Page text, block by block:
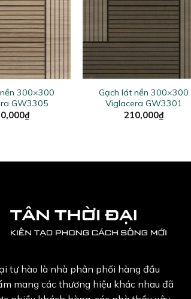
300×300
GW3305
₫
+
Gạch lát nền 300×300
Viglacera GW3301
210,000₫
tự hào là nhà phân phối hàng đầu
mang các thương hiệu khác nhau đã